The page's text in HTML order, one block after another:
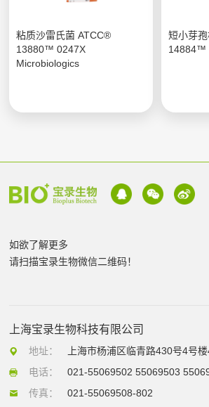
粘质沙雷氏菌 ATCC®
13880™ 0247X
Microbiologics
短小芽
14884™
如欲了解更多
请扫描宝录生物微信二维码！
上海宝录生物科技有限公司
地址：
上海市杨浦区临青路430号4号
电话：
021-55069502 55069503
传真：
021-55069508-802